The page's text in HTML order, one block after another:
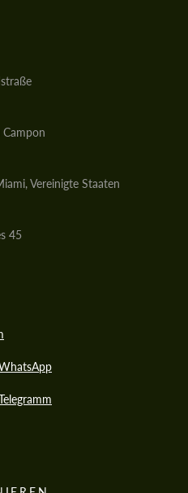
Campon
Vereinigte Staaten
45